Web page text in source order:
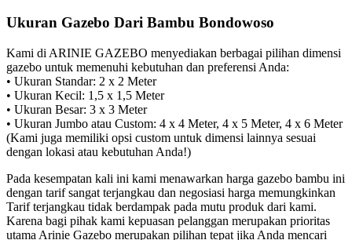
Ukuran Gazebo Dari Bambu Bondowoso
Kami di ARINIE GAZEBO menyediakan berbagai pilihan dimensi
gazebo untuk memenuhi kebutuhan dan preferensi Anda:
• Ukuran Standar: 2 x 2 Meter
• Ukuran Kecil: 1,5 x 1,5 Meter
• Ukuran Besar: 3 x 3 Meter
• Ukuran Jumbo atau Custom: 4 x 4 Meter, 4 x 5 Meter, 4 x 6 Meter
(Kami juga memiliki opsi custom untuk dimensi lainnya sesuai
dengan lokasi atau kebutuhan Anda!)
Pada kesempatan kali ini kami menawarkan harga gazebo bambu ini
dengan tarif sangat terjangkau dan negosiasi harga memungkinkan
Tarif terjangkau tidak berdampak pada mutu produk dari kami.
Karena bagi pihak kami kepuasan pelanggan merupakan prioritas
utama Arinie Gazebo merupakan pilihan tepat jika Anda mencari